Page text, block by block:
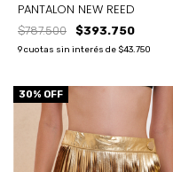
PANTALON NEW REED
$787.500 $393.750
9cuotas sin interés de $43.750
30% OFF